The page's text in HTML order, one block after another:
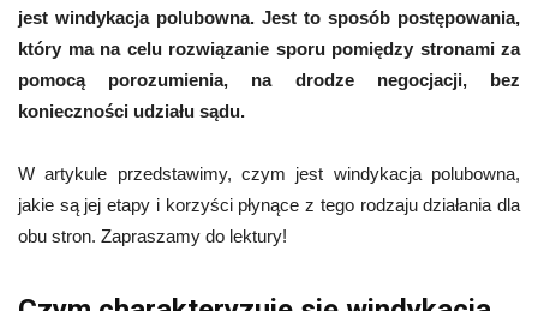
jest windykacja polubowna. Jest to sposób postępowania,
który ma na celu rozwiązanie sporu pomiędzy stronami za
pomocą porozumienia, na drodze negocjacji, bez
konieczności udziału sądu.
W artykule przedstawimy, czym jest windykacja polubowna,
jakie są jej etapy i korzyści płynące z tego rodzaju działania dla
obu stron. Zapraszamy do lektury!